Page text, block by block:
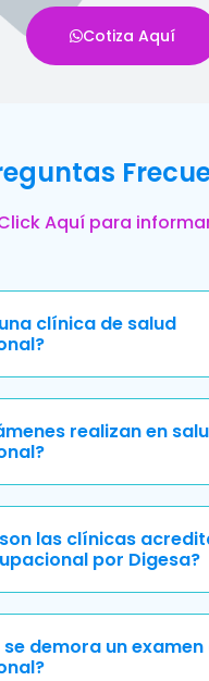
Cotiza Aquí
Aquí para
clínica de salud
realizan en
las clínicas
por Digesa?
demora un